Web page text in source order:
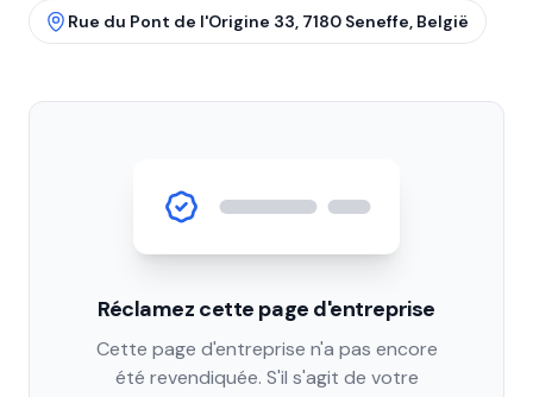
Rue du Pont de l'Origine 33, 7180 Seneffe, België
Réclamez cette page d'entreprise
Cette page d'entreprise n'a pas encore
été revendiquée. S'il s'agit de votre